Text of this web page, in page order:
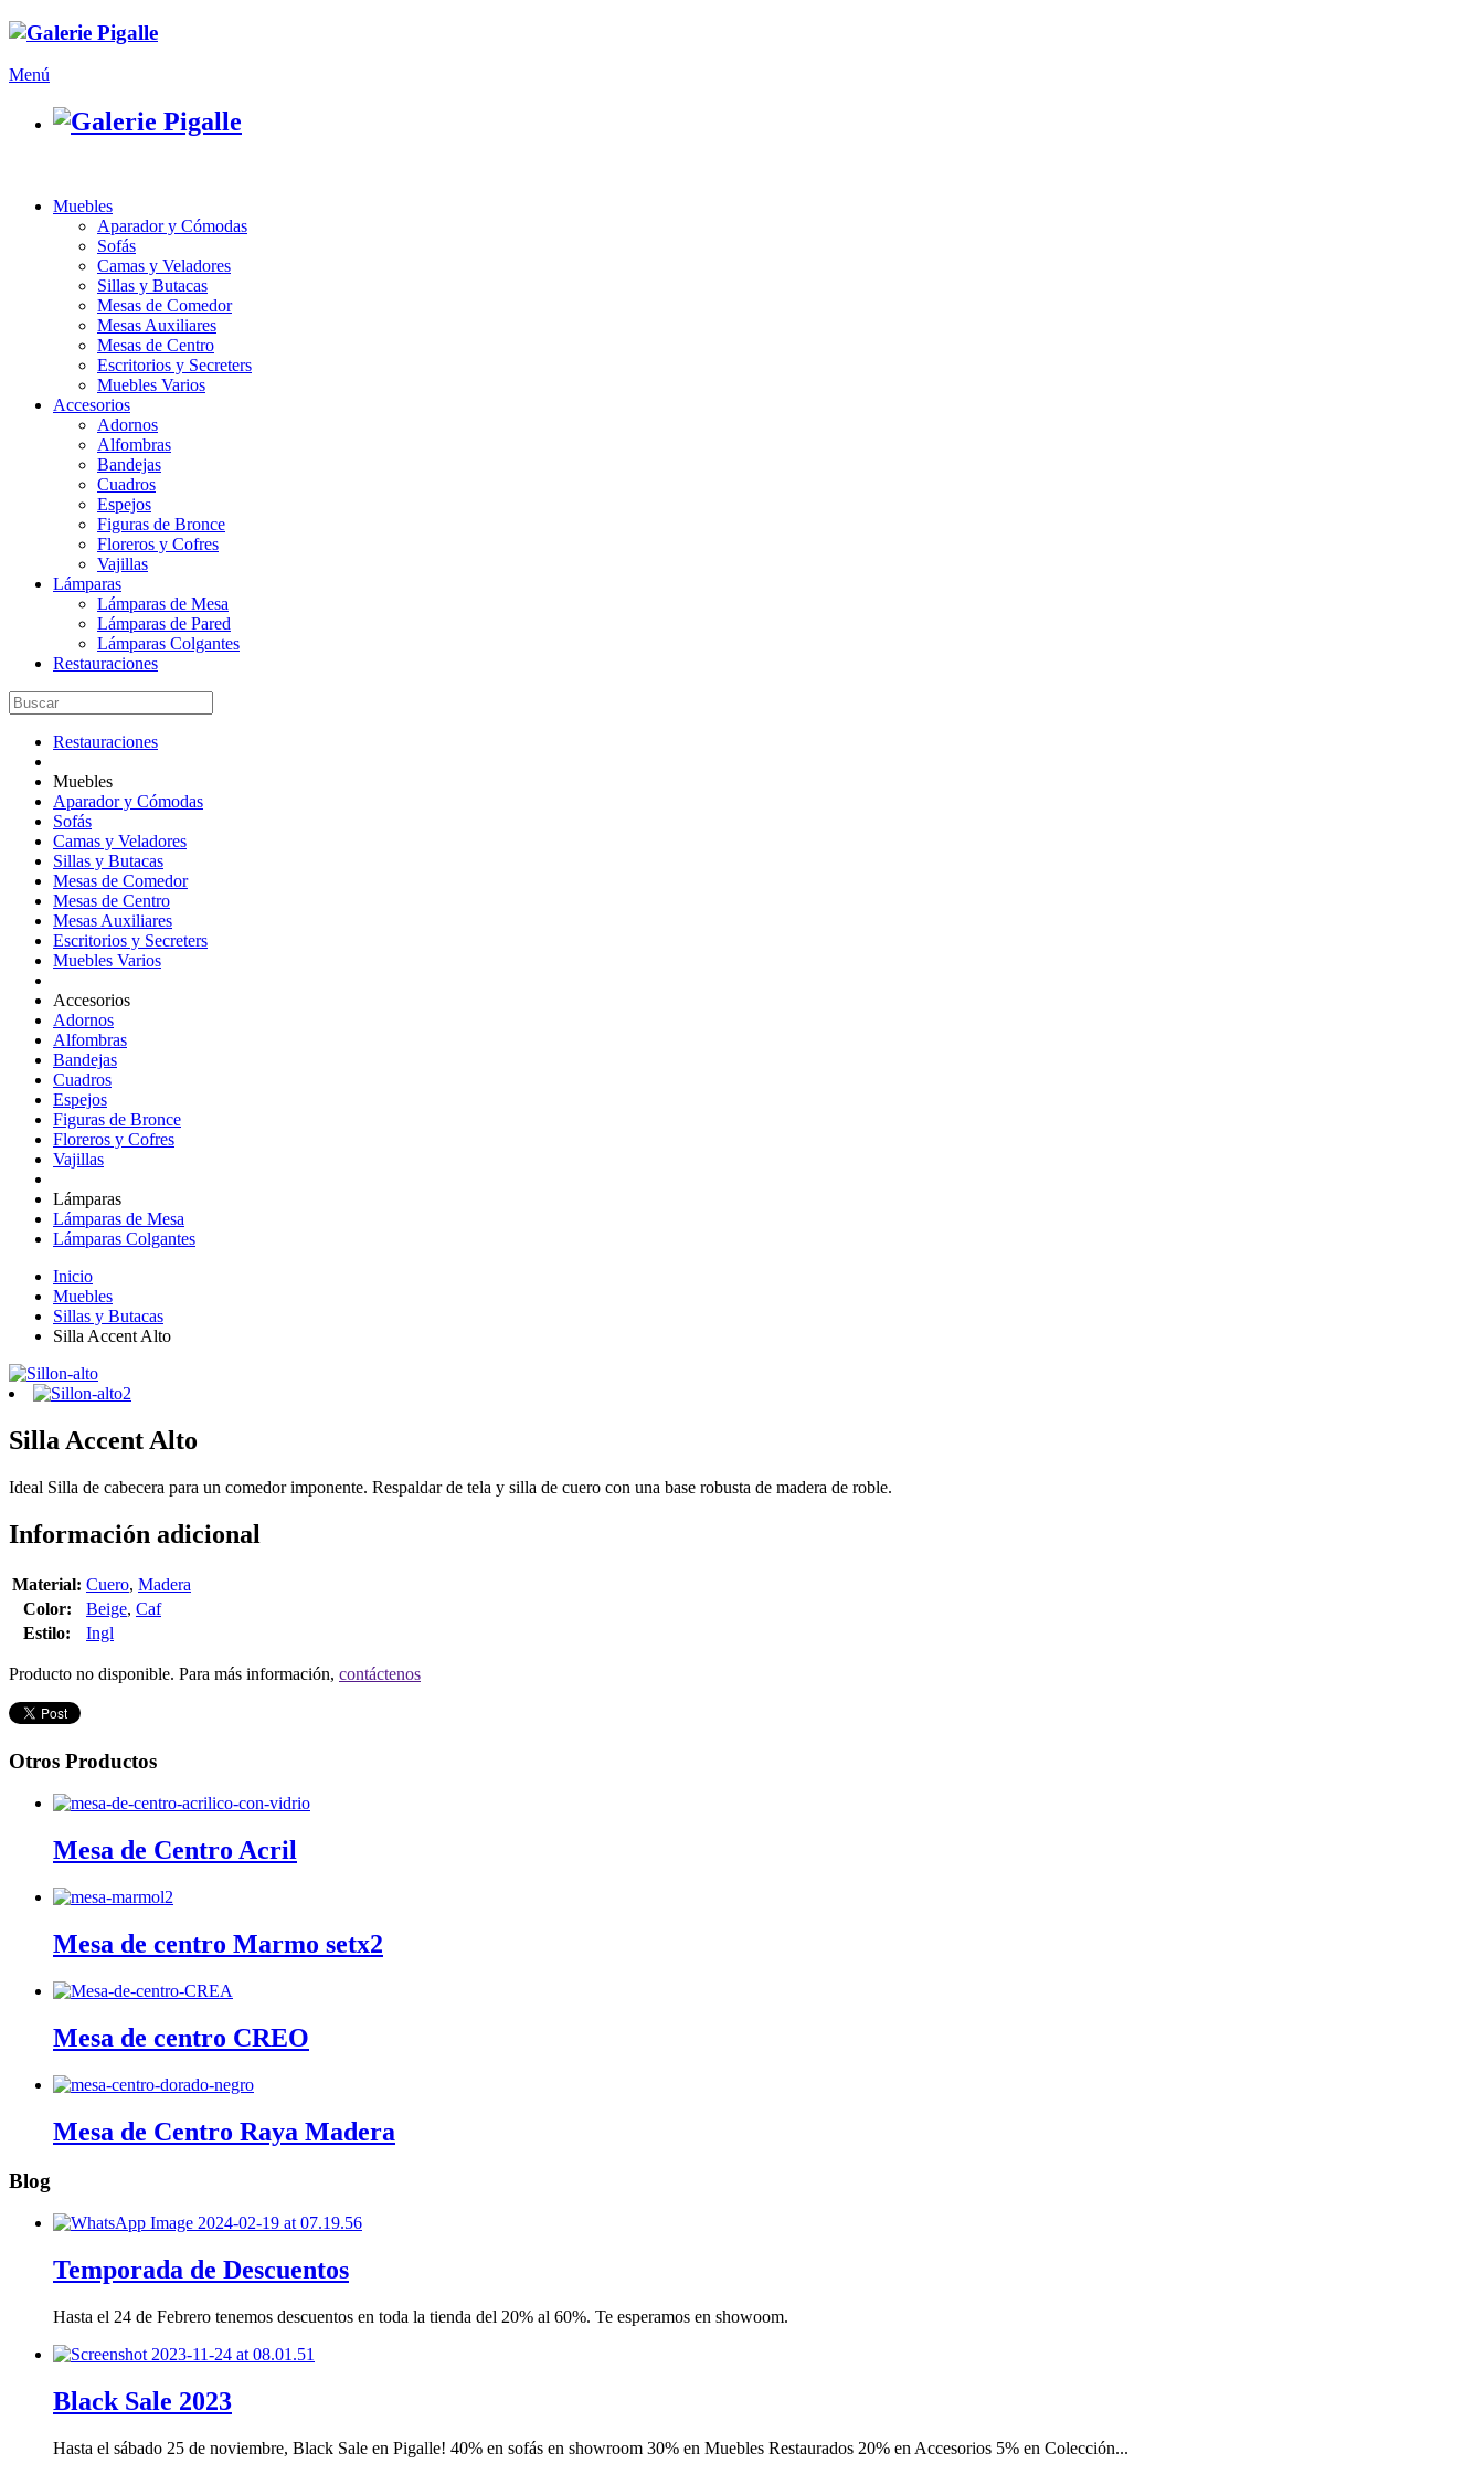
Menú
Muebles
Aparador y Cómodas
Sofás
Camas y Veladores
Sillas y Butacas
Mesas de Comedor
Mesas Auxiliares
Mesas de Centro
Escritorios y Secreters
Muebles Varios
Accesorios
Adornos
Alfombras
Bandejas
Cuadros
Espejos
Figuras de Bronce
Floreros y Cofres
Vajillas
Lámparas
Lámparas de Mesa
Lámparas de Pared
Lámparas Colgantes
Restauraciones
Restauraciones
Muebles
Aparador y Cómodas
Sofás
Camas y Veladores
Sillas y Butacas
Mesas de Comedor
Mesas de Centro
Mesas Auxiliares
Escritorios y Secreters
Muebles Varios
Accesorios
Adornos
Alfombras
Bandejas
Cuadros
Espejos
Figuras de Bronce
Floreros y Cofres
Vajillas
Lámparas
Lámparas de Mesa
Lámparas Colgantes
Inicio
Muebles
Sillas y Butacas
Silla Accent Alto
Silla Accent Alto
Ideal Silla de cabecera para un comedor imponente. Respaldar de tela y silla de cuero con una base robusta de madera de roble.
Información adicional
Material: Cuero, Madera
Color:
Beige, Caf
Estilo:
Ingl
Producto no disponible. Para más información, contáctenos
Otros Productos
Mesa de Centro Acril
Mesa de centro Marmo setx2
Mesa de centro CREO
Mesa de Centro Raya Madera
Blog
Temporada de Descuentos
Hasta el 24 de Febrero tenemos descuentos en toda la tienda del 20% al 60%. Te esperamos en showoom.
Black Sale 2023
Hasta el sábado 25 de noviembre, Black Sale en Pigalle! 40% en sofás en showroom 30% en Muebles Restaurados 20% en Accesorios 5% en Colección...